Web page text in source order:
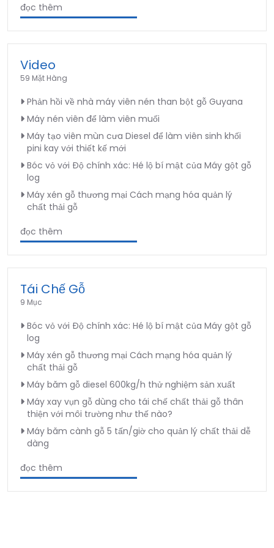
đọc thêm
Video
59 Mặt Hàng
Phản hồi về nhà máy viên nén than bột gỗ Guyana
Máy nén viên để làm viên muối
Máy tạo viên mùn cưa Diesel để làm viên sinh khối
pini kay với thiết kế mới
Bóc vỏ với Độ chính xác: Hé lộ bí mật của Máy gột gỗ
log
Máy xén gỗ thương mại Cách mạng hóa quản lý
chất thải gỗ
đọc thêm
Tái Chế Gỗ
9 Mục
Bóc vỏ với Độ chính xác: Hé lộ bí mật của Máy gột gỗ
log
Máy xén gỗ thương mại Cách mạng hóa quản lý
chất thải gỗ
Máy băm gỗ diesel 600kg/h thử nghiệm sản xuất
Máy xay vụn gỗ dùng cho tái chế chất thải gỗ thân
thiện với môi trường như thế nào?
Máy băm cành gỗ 5 tấn/giờ cho quản lý chất thải dễ
dàng
đọc thêm